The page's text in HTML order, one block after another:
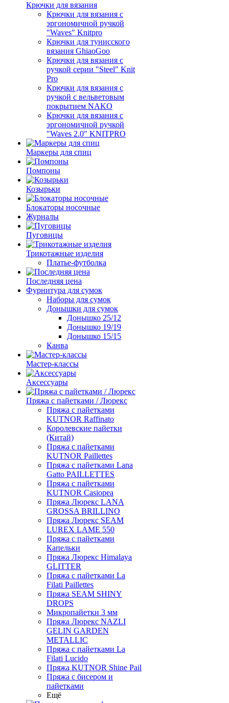
Крючки для вязания
Крючки для вязания с
эргономичной ручкой
"Waves" Knitpro
Крючки для тунисского
вязания GhiaoGoo
Крючки для вязания с
ручкой серии "Steel" Knit
Pro
Крючки для вязания с
ручкой с вельветовым
покрытием NAKO
Крючки для вязания с
эргономичной ручкой
"Waves 2.0" KNITPRO
Маркеры для спиц
Помпоны
Козырьки
Блокаторы носочные
Журналы
Пуговицы
Трикотажные изделия
Платье-футболка
Последняя цена
Фурнитура для сумок
Наборы для сумок
Донышки для сумок
Донышко 25/12
Донышко 19/19
Донышко 15/15
Канва
Мастер-классы
Аксессуары
Пряжа с пайетками / Люрекс
Пряжа с пайетками
KUTNOR Raffinato
Королевские пайетки
(Китай)
Пряжа с пайетками
KUTNOR Paillettes
Пряжа с пайетками Lana
Gatto PAILLETTES
Пряжа с пайетками
KUTNOR Casiopea
Пряжа Люрекс LANA
GROSSA BRILLINO
Пряжа Люрекс SEAM
LUREX LAME 550
Пряжа с пайетками
Капельки
Пряжа Люрекс Himalaya
GLITTER
Пряжа с пайетками La
Filati Paillettes
Пряжа SEAM SHINY
DROPS
Микропайетки 3 мм
Пряжа Люрекс NAZLI
GELIN GARDEN
METALLIC
Пряжа с пайетками La
Filati Lucido
Пряжа KUTNOR Shine Pail
Пряжа с бисером и
пайетками
Ещё